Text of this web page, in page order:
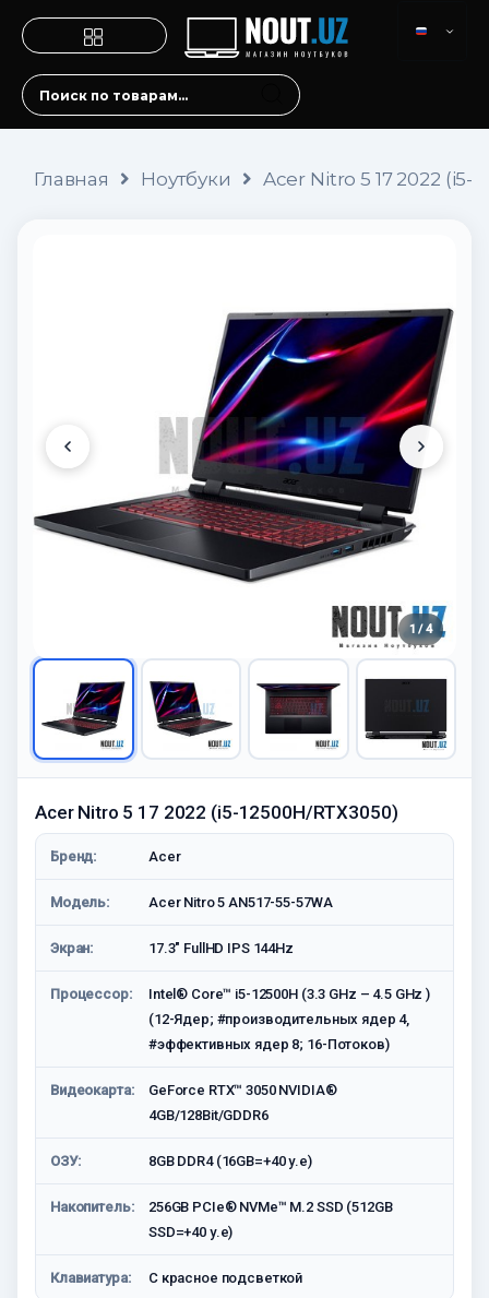
Главная Ноутбуки Acer Nitro 5 17 2022 (i5-
1 / 4
Acer Nitro 5 17 2022 (i5-12500H/RTX3050)
Бренд: Acer
Модель: Acer Nitro 5 AN517-55-57WA
Экран: 17.3" FullHD IPS 144Hz
Процессор:
Intel® Core™ i5-12500H (3.3 GHz – 4.5 GHz )
(12-Ядeр; #производительных ядер 4,
#эффективных ядер 8; 16-Потоков)
Видеокарта:
GeForce RTX™ 3050 NVIDIA®
4GB/128Bit/GDDR6
ОЗУ: 8GB DDR4 (16GB=+40 у.е)
Накопитель:
256GB PCIe® NVMe™ M.2 SSD (512GB
SSD=+40 у.е)
Клавиатура: С красное подсветкой